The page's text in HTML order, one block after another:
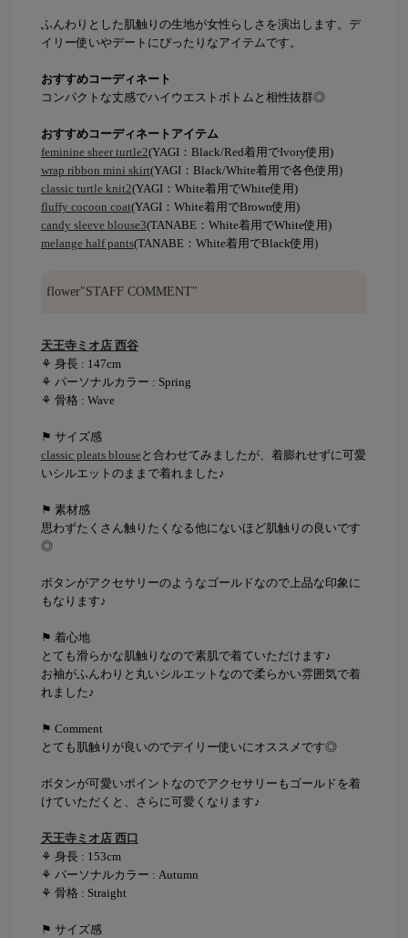
ふんわりとした肌触りの生地が女性らしさを演出します。デ
イリー使いやデートにぴったりなアイテムです。
おすすめコーディネート
コンパクトな丈感でハイウエストボトムと相性抜群◎
おすすめコーディネートアイテム
feminine sheer turtle2(YAGI：Black/Red着用でIvory使用)
wrap ribbon mini skirt(YAGI：Black/White着用で各色使用)
classic turtle knit2(YAGI：White着用でWhite使用)
fluffy cocoon coat(YAGI：White着用でBrown使用)
candy sleeve blouse3(TANABE：White着用でWhite使用)
melange half pants(TANABE：White着用でBlack使用)
flower"STAFF COMMENT"
天王寺ミオ店 西谷
⚘ 身長 : 147cm
⚘ パーソナルカラー : Spring
⚘ 骨格 : Wave
⚑ サイズ感
classic pleats blouse と合わせてみましたが、着膨れせずに可愛
いシルエットのままで着れました♪
⚑ 素材感
思わずたくさん触りたくなる他にないほど肌触りの良いです
◎
ボタンがアクセサリーのようなゴールドなので上品な印象に
もなります♪
⚑ 着心地
とても滑らかな肌触りなので素肌で着ていただけます♪
お袖がふんわりと丸いシルエットなので柔らかい雰囲気で着
れました♪
⚑ Comment
とても肌触りが良いのでデイリー使いにオススメです◎
ボタンが可愛いポイントなのでアクセサリーもゴールドを着
けていただくと、さらに可愛くなります♪
天王寺ミオ店 西口
⚘ 身長 : 153cm
⚘ パーソナルカラー : Autumn
⚘ 骨格 : Straight
⚑ サイズ感